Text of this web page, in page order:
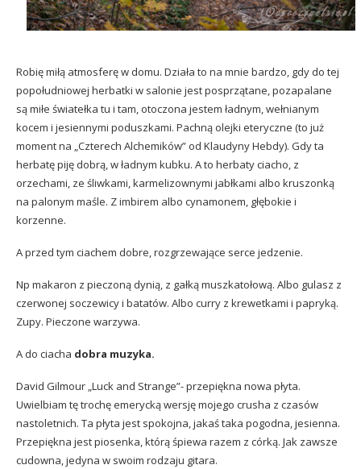
Robię miłą atmosferę w domu. Działa to na mnie bardzo, gdy do tej
popołudniowej herbatki w salonie jest posprzątane, pozapalane
są miłe światełka tu i tam, otoczona jestem ładnym, wełnianym
kocem i jesiennymi poduszkami. Pachną olejki eteryczne (to już
moment na „Czterech Alchemików” od Klaudyny Hebdy). Gdy ta
herbatę piję dobrą, w ładnym kubku. A to herbaty ciacho, z
orzechami, ze śliwkami, karmelizownymi jabłkami albo kruszonką
na palonym maśle. Z imbirem albo cynamonem, głębokie i
korzenne.
A przed tym ciachem dobre, rozgrzewające serce jedzenie.
Np makaron z pieczoną dynią, z gałką muszkatołową. Albo gulasz z
czerwonej soczewicy i batatów. Albo curry z krewetkami i papryką.
Zupy. Pieczone warzywa.
A do ciacha dobra muzyka.
David Gilmour „Luck and Strange”- przepiękna nowa płyta.
Uwielbiam tę trochę emerycką wersję mojego crusha z czasów
nastoletnich. Ta płyta jest spokojna, jakaś taka pogodna, jesienna.
Przepiękna jest piosenka, którą śpiewa razem z córką. Jak zawsze
cudowna, jedyna w swoim rodzaju gitara.